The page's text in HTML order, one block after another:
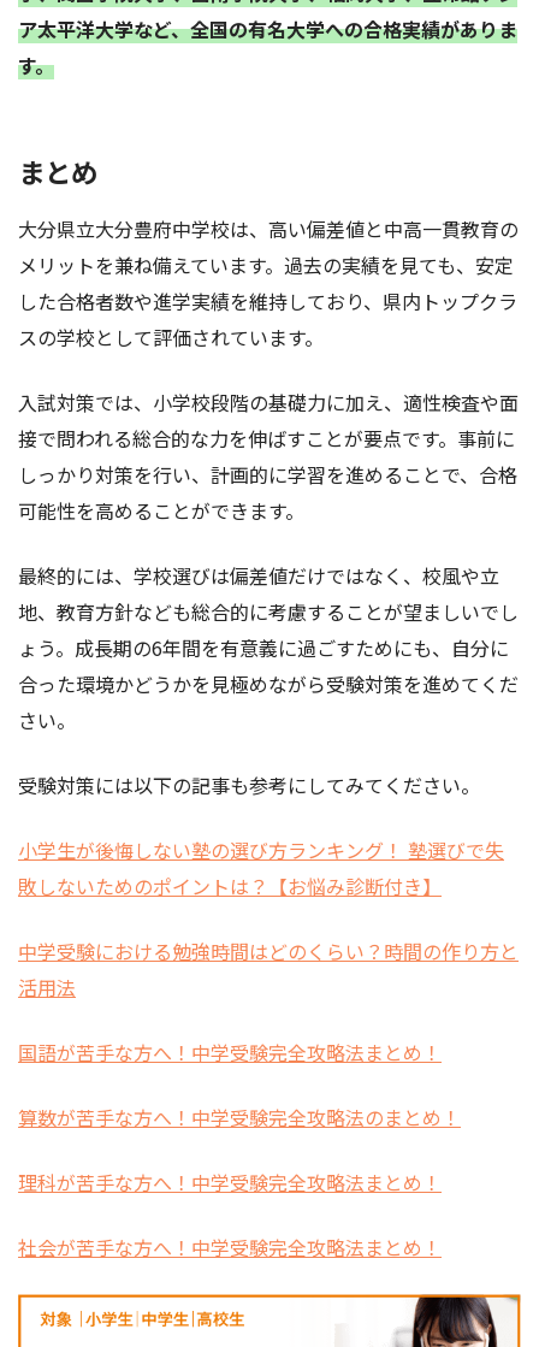
ア太平洋大学など、全国の有名大学への合格実績がありま
す。
まとめ
大分県立大分豊府中学校は、高い偏差値と中高一貫教育の
メリットを兼ね備えています。過去の実績を見ても、安定
した合格者数や進学実績を維持しており、県内トップクラ
スの学校として評価されています。
入試対策では、小学校段階の基礎力に加え、適性検査や面
接で問われる総合的な力を伸ばすことが要点です。事前に
しっかり対策を行い、計画的に学習を進めることで、合格
可能性を高めることができます。
最終的には、学校選びは偏差値だけではなく、校風や立
地、教育方針なども総合的に考慮することが望ましいでし
ょう。成長期の6年間を有意義に過ごすためにも、自分に
合った環境かどうかを見極めながら受験対策を進めてくだ
さい。
受験対策には以下の記事も参考にしてみてください。
小学生が後悔しない塾の選び方ランキング！ 塾選びで失
敗しないためのポイントは？【お悩み診断付き】
中学受験における勉強時間はどのくらい？時間の作り方と
活用法
国語が苦手な方へ！中学受験完全攻略法まとめ！
算数が苦手な方へ！中学受験完全攻略法のまとめ！
理科が苦手な方へ！中学受験完全攻略法まとめ！
社会が苦手な方へ！中学受験完全攻略法まとめ！